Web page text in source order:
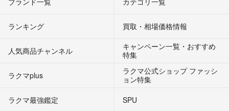
ランキング 買取・相場価格情報
人気商品チャンネル
キャンペーン一覧・おすすめ
特集
ラクマplus
ラクマ公式ショップ ファッシ
ョン特集
ラクマ最強鑑定
SPU